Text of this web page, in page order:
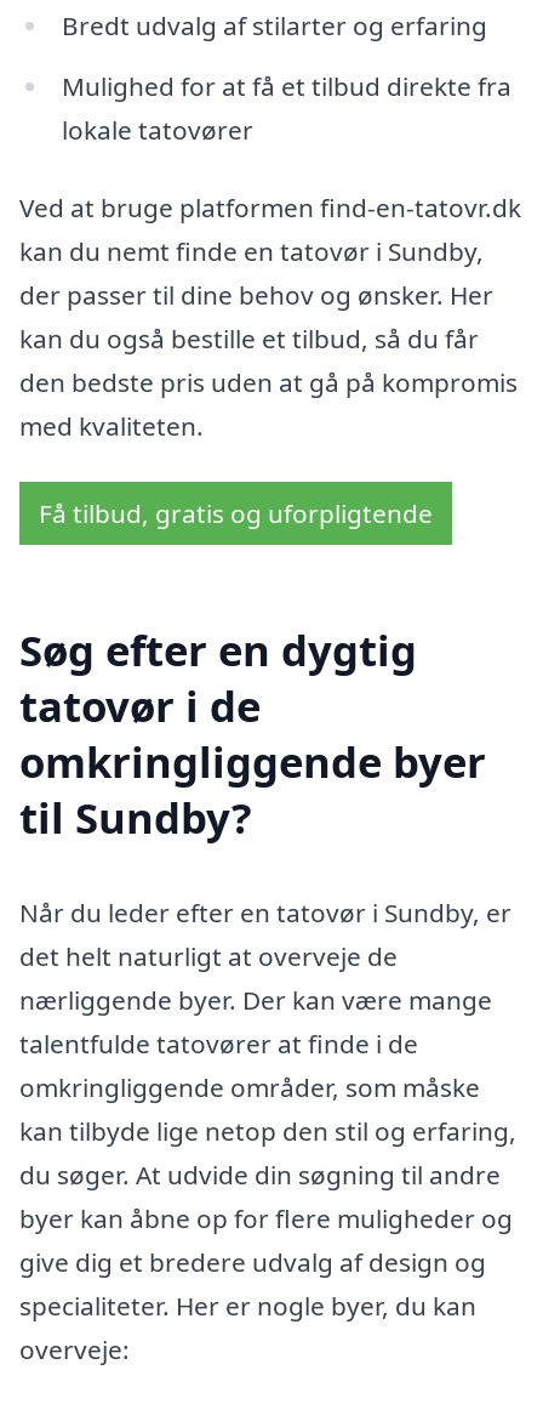
Bredt udvalg af stilarter og erfaring
Mulighed for at få et tilbud direkte fra
lokale tatovører
Ved at bruge platformen find-en-tatovr.dk
kan du nemt finde en tatovør i Sundby,
der passer til dine behov og ønsker. Her
kan du også bestille et tilbud, så du får
den bedste pris uden at gå på kompromis
med kvaliteten.
Få tilbud, gratis og uforpligtende
Søg efter en dygtig
tatovør i de
omkringliggende byer
til Sundby?
Når du leder efter en tatovør i Sundby, er
det helt naturligt at overveje de
nærliggende byer. Der kan være mange
talentfulde tatovører at finde i de
omkringliggende områder, som måske
kan tilbyde lige netop den stil og erfaring,
du søger. At udvide din søgning til andre
byer kan åbne op for flere muligheder og
give dig et bredere udvalg af design og
specialiteter. Her er nogle byer, du kan
overveje: